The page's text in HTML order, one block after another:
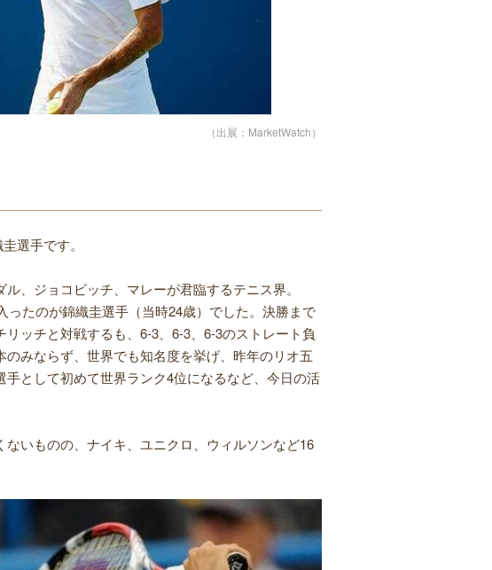
（出展：MarketWatch）
選手です。
、ジョコビッチ、マレーが君臨するテニス界。
たのが錦織圭選手（当時24歳）でした。決勝まで
ッチと対戦するも、6-3、6-3、6-3のストレート負
みならず、世界でも知名度を挙げ、昨年のリオ五
として初めて世界ランク4位になるなど、今日の活
いものの、ナイキ、ユニクロ、ウィルソンなど16